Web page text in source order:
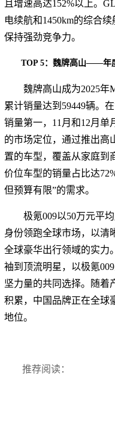
且增速高达152%以上。
电续航和1450km的综合
保持强劲竞争力。
TOP 5：魏牌高山——年
魏牌高山成为2025年
累计销量达到59449辆。
销量第一，11月和12月单
的市场定位，通过推出高
置的车型，覆盖从家庭到
价位车型的销量占比达
但预算有限”的需求。
极氪009以50万元平
身份领跑全球市场，以清
全球豪华出行领域的实力
袖到顶流明星，以极氪
坚力量的共同选择。随着
积累，中国品牌正在全球
地位。
推荐阅读：